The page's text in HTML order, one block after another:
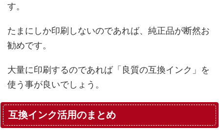
す。
たまにしか印刷しないのであれば、純正品が断然お
勧めです。
大量に印刷するのであれば「良質の互換インク」を
使う事が良いでしょう。
互換インク活用のまとめ